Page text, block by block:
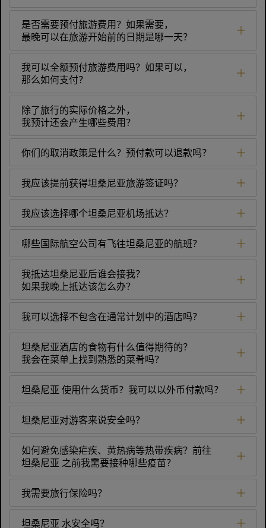
是否需要预付旅游费用？如果需要，
最晚可以在旅游开始前的日期是哪一天？
我可以全额预付旅游费用吗？如果可以，
那么如何支付？
除了旅行的实际价格之外，
我预计还会产生哪些费用？
你们的取消政策是什么？预付款可以退款吗？
我应该提前获得坦桑尼亚旅游签证吗？
我应该选择哪个坦桑尼亚机场抵达？
哪些国际航空公司有飞往坦桑尼亚的航班？
我抵达坦桑尼亚后谁会接我？
如果我晚上抵达该怎么办？
我可以选择不包含在通常计划中的酒店吗？
坦桑尼亚酒店的食物有什么值得期待的？
我会在菜单上找到熟悉的菜肴吗？
坦桑尼亚 使用什么货币？我可以以外币付款吗？
坦桑尼亚对游客来说安全吗？
如何避免感染疟疾、黄热病等热带疾病？前往
坦桑尼亚 之前我需要接种哪些疫苗？
我需要旅行保险吗？
坦桑尼亚 水安全吗？